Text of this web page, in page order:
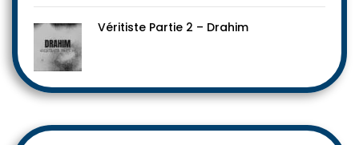
Véritiste Partie 2 – Drahim